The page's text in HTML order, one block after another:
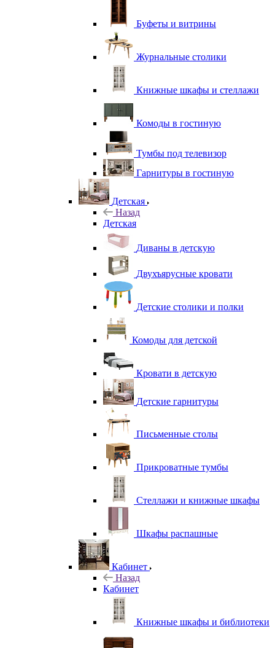
Буфеты и витрины
Журнальные столики
Книжные шкафы и стеллажи
Комоды в гостиную
Тумбы под телевизор
Гарнитуры в гостиную
Детская
Назад
Детская
Диваны в детскую
Двухъярусные кровати
Детские столики и полки
Комоды для детской
Кровати в детскую
Детские гарнитуры
Письменные столы
Прикроватные тумбы
Стеллажи и книжные шкафы
Шкафы распашные
Кабинет
Назад
Кабинет
Книжные шкафы и библиотеки